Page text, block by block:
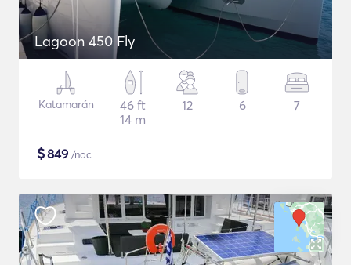
Lagoon 450 Fly
Katamarán
46 ft
14 m
12 6 7
$849 /noc